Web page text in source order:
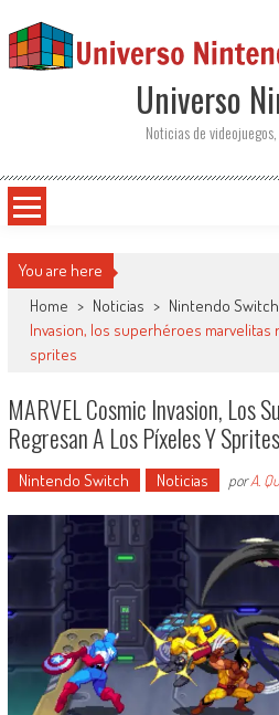
Universo
Noticias de
You are here
Home > Noticias > Nintendo Switch
Invasion, los superhéroes marvelitas
sprites
MARVEL Cosmic Invasion, Los
Regresan A Los Píxeles Y Sprites
Nintendo Switch Noticias porA.